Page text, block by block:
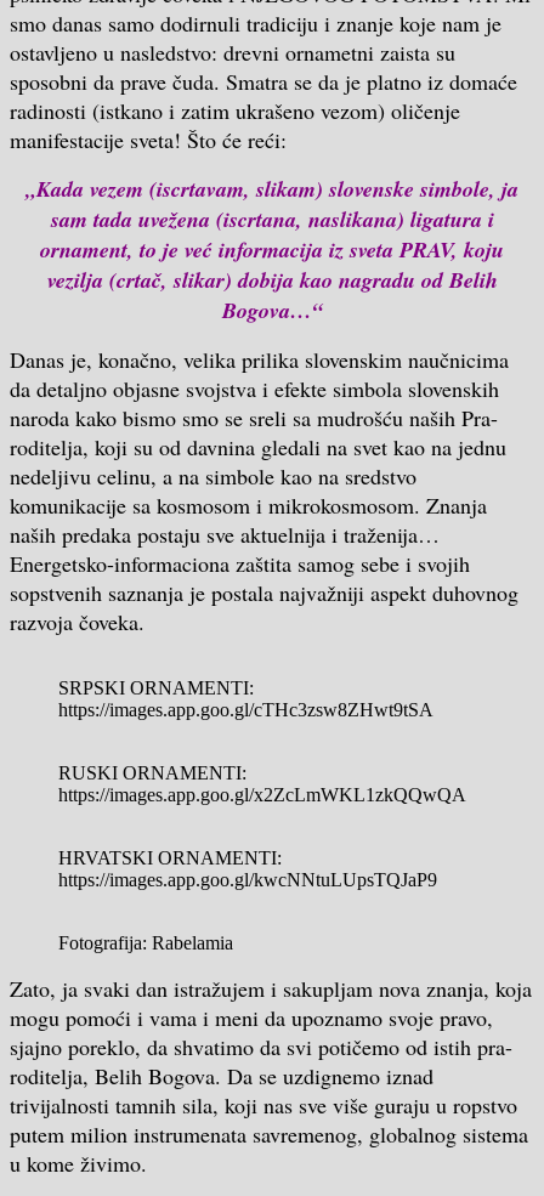
smo danas samo dodirnuli tradiciju i znanje koje nam je
ostavljeno u nasledstvo: drevni ornametni zaista su
sposobni da prave čuda. Smatra se da je platno iz domaće
radinosti (istkano i zatim ukrašeno vezom) oličenje
manifestacije sveta! Što će reći:
„Kada vezem (iscrtavam, slikam) slovenske simbole, ja
sam tada uvežena (iscrtana, naslikana) ligatura i
ornament, to je već informacija iz sveta PRAV, koju
vezilja (crtač, slikar) dobija kao nagradu od Belih
Bogova…“
Danas je, konačno, velika prilika slovenskim naučnicima
da detaljno objasne svojstva i efekte simbola slovenskih
naroda kako bismo smo se sreli sa mudrošću naših Pra-
roditelja, koji su od davnina gledali na svet kao na jednu
nedeljivu celinu, a na simbole kao na sredstvo
komunikacije sa kosmosom i mikrokosmosom. Znanja
naših predaka postaju sve aktuelnija i traženija…
Energetsko-informaciona zaštita samog sebe i svojih
sopstvenih saznanja je postala najvažniji aspekt duhovnog
razvoja čoveka.
SRPSKI ORNAMENTI:
https://images.app.goo.gl/cTHc3zsw8ZHwt9tSA
RUSKI ORNAMENTI:
https://images.app.goo.gl/x2ZcLmWKL1zkQQwQA
HRVATSKI ORNAMENTI:
https://images.app.goo.gl/kwcNNtuLUpsTQJaP9
Fotografija: Rabelamia
Zato, ja svaki dan istražujem i sakupljam nova znanja, koja
mogu pomoći i vama i meni da upoznamo svoje pravo,
sjajno poreklo, da shvatimo da svi potičemo od istih pra-
roditelja, Belih Bogova. Da se uzdignemo iznad
trivijalnosti tamnih sila, koji nas sve više guraju u ropstvo
putem milion instrumenata savremenog, globalnog sistema
u kome živimo.